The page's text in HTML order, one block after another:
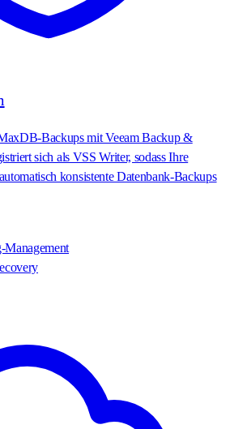
Backups mit Veeam Backup &
sich als VSS Writer, sodass Ihre
konsistente Datenbank-Backups
Management